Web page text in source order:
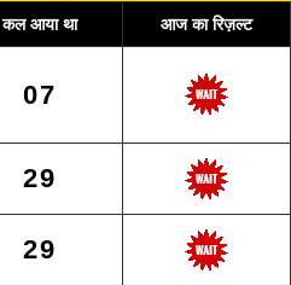
कल आया था आज का रिज़ल्ट
07
29
29